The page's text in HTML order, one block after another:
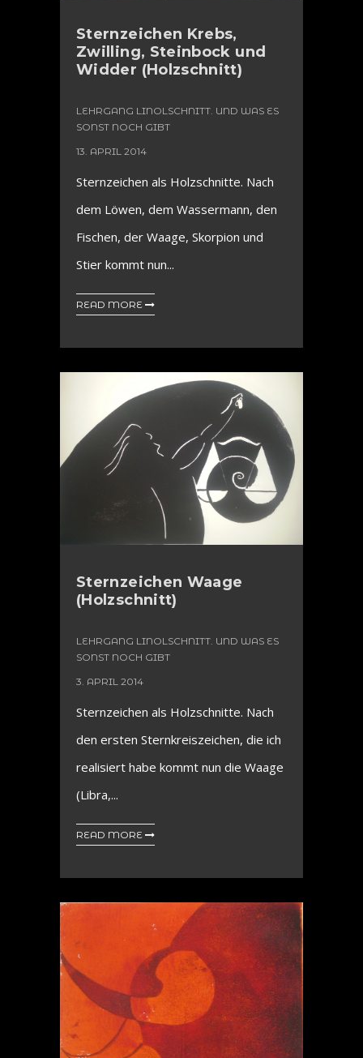
Sternzeichen Krebs,
Zwilling, Steinbock und
Widder (Holzschnitt)
LEHRGANG LINOLSCHNITT. UND WAS ES
SONST NOCH GIBT
13. APRIL 2014
Sternzeichen als Holzschnitte. Nach
dem Löwen, dem Wassermann, den
Fischen, der Waage, Skorpion und
Stier kommt nun...
READ MORE
Sternzeichen Waage
(Holzschnitt)
LEHRGANG LINOLSCHNITT. UND WAS ES
SONST NOCH GIBT
3. APRIL 2014
Sternzeichen als Holzschnitte. Nach
den ersten Sternkreiszeichen, die ich
realisiert habe kommt nun die Waage
(Libra,...
READ MORE